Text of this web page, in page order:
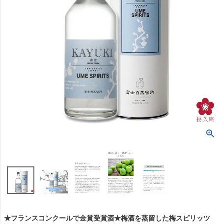
★フランスコンクールで金賞受賞酒★梅酒を蒸留した梅スピリッツ